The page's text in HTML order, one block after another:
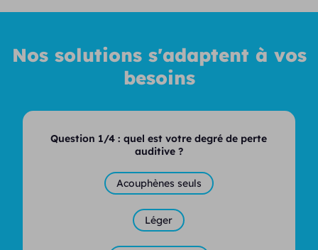
Nos solutions s'adaptent à vos
besoins
Question 1/4 : quel est votre degré de perte
auditive ?
Acouphènes seuls
Léger